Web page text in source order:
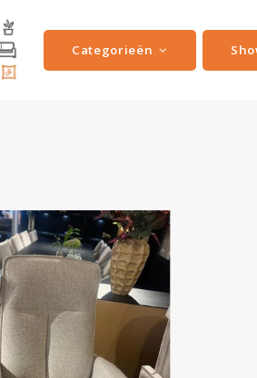
Categorieën